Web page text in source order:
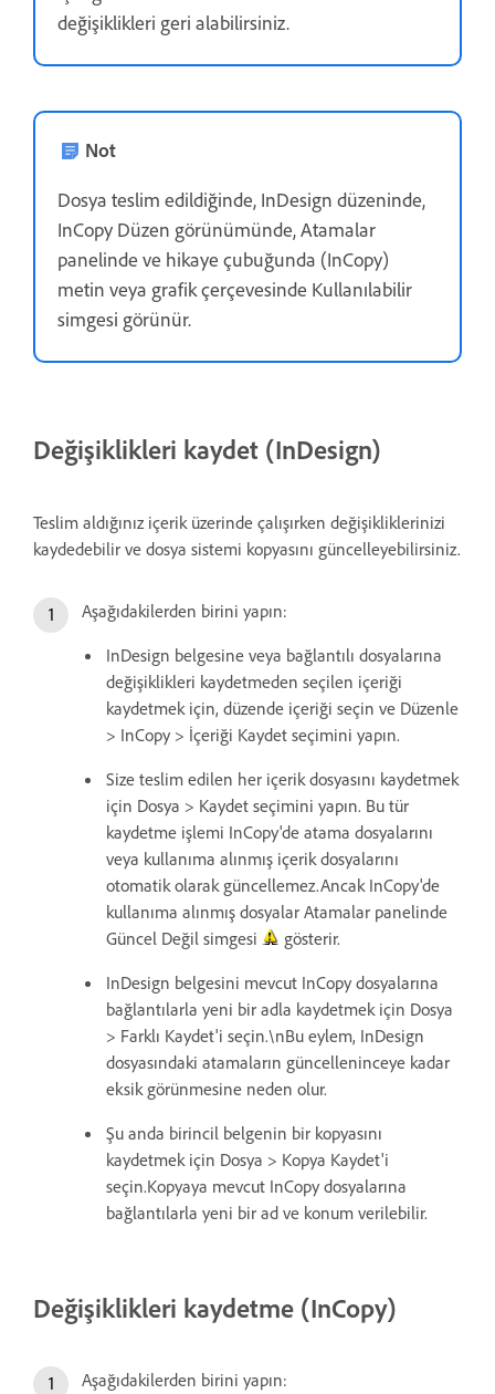
değişiklikleri geri alabilirsiniz.
Not
Dosya teslim edildiğinde, InDesign düzeninde,
InCopy Düzen görünümünde, Atamalar
panelinde ve hikaye çubuğunda (InCopy)
metin veya grafik çerçevesinde Kullanılabilir
simgesi görünür.
Değişiklikleri kaydet (InDesign)
Teslim aldığınız içerik üzerinde çalışırken değişikliklerinizi
kaydedebilir ve dosya sistemi kopyasını güncelleyebilirsiniz.
Aşağıdakilerden birini yapın:
InDesign belgesine veya bağlantılı dosyalarına
değişiklikleri kaydetmeden seçilen içeriği
kaydetmek için, düzende içeriği seçin ve Düzenle
> InCopy > İçeriği Kaydet seçimini yapın.
Size teslim edilen her içerik dosyasını kaydetmek
için Dosya > Kaydet seçimini yapın. Bu tür
kaydetme işlemi InCopy'de atama dosyalarını
veya kullanıma alınmış içerik dosyalarını
otomatik olarak güncellemez.Ancak InCopy'de
kullanıma alınmış dosyalar Atamalar panelinde
Güncel Değil simgesi
gösterir.
InDesign belgesini mevcut InCopy dosyalarına
bağlantılarla yeni bir adla kaydetmek için Dosya
> Farklı Kaydet'i seçin.\nBu eylem, InDesign
dosyasındaki atamaların güncelleninceye kadar
eksik görünmesine neden olur.
Şu anda birincil belgenin bir kopyasını
kaydetmek için Dosya > Kopya Kaydet'i
seçin.Kopyaya mevcut InCopy dosyalarına
bağlantılarla yeni bir ad ve konum verilebilir.
Değişiklikleri kaydetme (InCopy)
Aşağıdakilerden birini yapın: